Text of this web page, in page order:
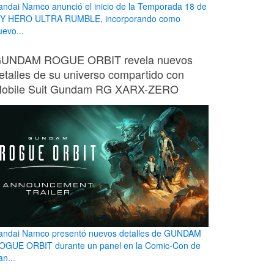
Namco anunció el inicio de la Temporada 18 de
HERO ULTRA RUMBLE, incorporando como
ROGUE ORBIT revela nuevos
de su universo compartido con
Suit Gundam RG XARX-ZERO
Namco presentó nuevos detalles de GUNDAM
ORBIT durante un panel en la Comic-Con de